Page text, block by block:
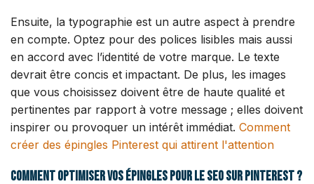
Ensuite, la typographie est un autre aspect à prendre
en compte. Optez pour des polices lisibles mais aussi
en accord avec l’identité de votre marque. Le texte
devrait être concis et impactant. De plus, les images
que vous choisissez doivent être de haute qualité et
pertinentes par rapport à votre message ; elles doivent
inspirer ou provoquer un intérêt immédiat. Comment
créer des épingles Pinterest qui attirent l'attention
Comment optimiser vos épingles pour le SEO sur Pinterest ?